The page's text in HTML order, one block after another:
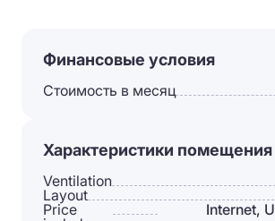
Финансовые условия
Стоимость в месяц
Характеристики помещения
Ventilation
Layout
Price
Internet,